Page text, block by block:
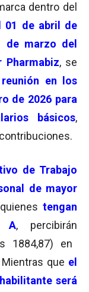
dentro del
01 de abril de
de marzo del
Pharmabiz, se
en los
de 2026 para
básicos,
de Trabajo
de mayor
tengan
A, percibirán
1884,87) en
Mientras que el
será